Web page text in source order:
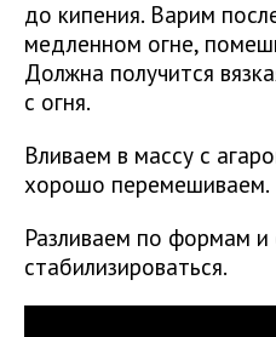
до кипения. Варим
медленном огне,
Должна получится
с огня.
Вливаем в массу с
хорошо перемешиваем.
Разливаем по формам и
стабилизироваться.